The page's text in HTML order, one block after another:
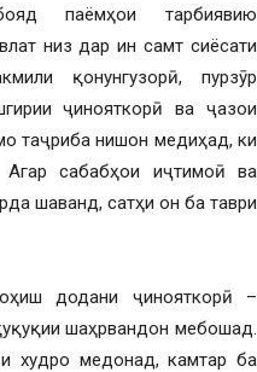
паёмҳои тарбиявию
низ дар ин самт сиёсати
қонунгузорӣ, пурзӯр
ҷинояткорӣ ва ҷазои
таҷриба нишон медиҳад, ки
сабабҳои иҷтимоӣ ва
шаванд, сатҳи он ба таври
додани ҷинояткорӣ –
шаҳрвандон мебошад.
худро медонад, камтар ба